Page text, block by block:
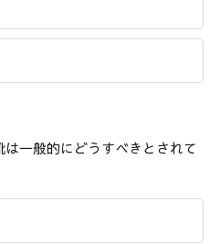
一般的にどうすべきとされて